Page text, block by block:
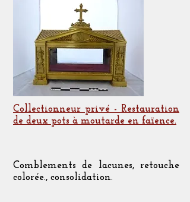
Collectionneur privé - Restauration
de deux pots à moutarde en faïence.
Comblements de lacunes, retouche
colorée., consolidation.